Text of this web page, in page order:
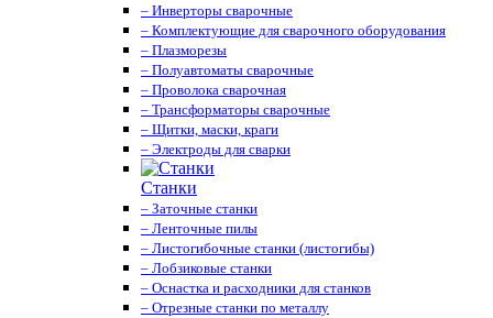
– Инверторы сварочные
– Комплектующие для сварочного оборудования
– Плазморезы
– Полуавтоматы сварочные
– Проволока сварочная
– Трансформаторы сварочные
– Щитки, маски, краги
– Электроды для сварки
Станки
– Заточные станки
– Ленточные пилы
– Листогибочные станки (листогибы)
– Лобзиковые станки
– Оснастка и расходники для станков
– Отрезные станки по металлу